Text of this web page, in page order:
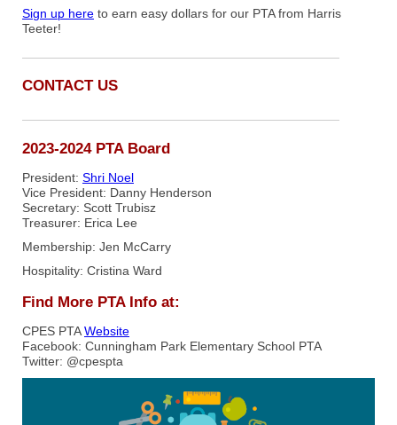
Sign up here to earn easy dollars for our PTA from Harris
Teeter!
CONTACT US
2023-2024 PTA Board
President: Shri Noel
Vice President: Danny Henderson
Secretary: Scott Trubisz
Treasurer: Erica Lee
Membership: Jen McCarry
Hospitality: Cristina Ward
Find More PTA Info at:
CPES PTAWebsite
Facebook: Cunningham Park Elementary School PTA
Twitter: @cpespta